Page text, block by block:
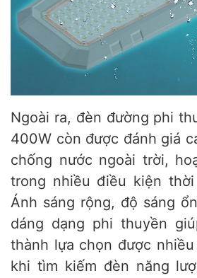
Ngoài ra, đèn đường phi
400W còn được đánh giá
chống nước ngoài trời,
trong nhiều điều kiện
Ánh sáng rộng, độ sáng
dáng dạng phi thuyền
thành lựa chọn được
khi tìm kiếm đèn năng